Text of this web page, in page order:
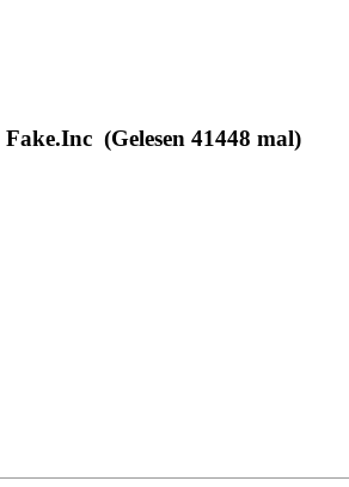
(Gelesen 41448 mal)